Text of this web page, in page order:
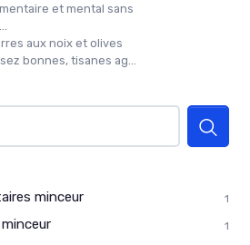
et mental sans
aux noix et olives
bonnes, tisanes ag...
minceur 1
1